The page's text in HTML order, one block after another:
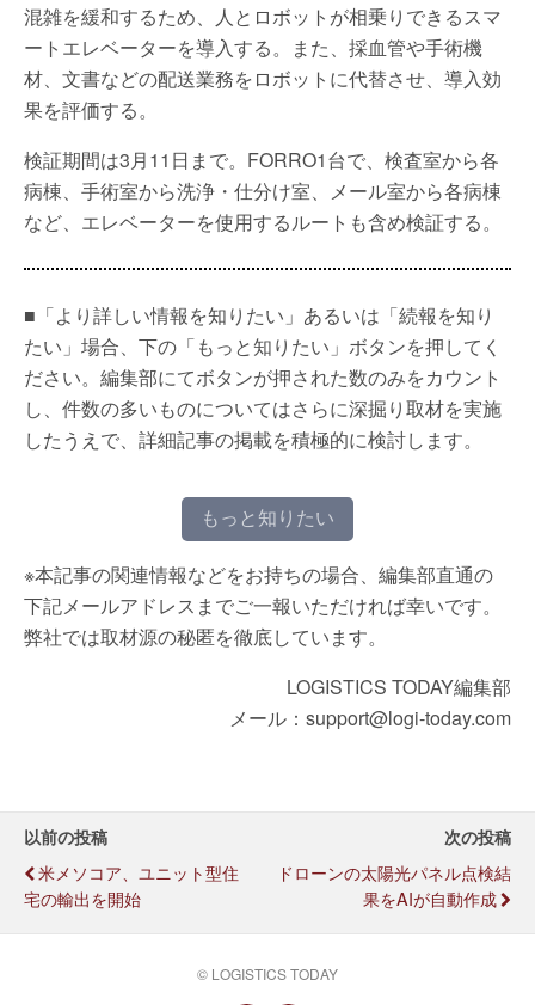
混雑を緩和するため、人とロボットが相乗りできるスマ
ートエレベーターを導入する。また、採血管や手術機
材、文書などの配送業務をロボットに代替させ、導入効
果を評価する。
検証期間は3月11日まで。FORRO1台で、検査室から各
病棟、手術室から洗浄・仕分け室、メール室から各病棟
など、エレベーターを使用するルートも含め検証する。
■「より詳しい情報を知りたい」あるいは「続報を知り
たい」場合、下の「もっと知りたい」ボタンを押してく
ださい。編集部にてボタンが押された数のみをカウント
し、件数の多いものについてはさらに深掘り取材を実施
したうえで、詳細記事の掲載を積極的に検討します。
もっと知りたい
※本記事の関連情報などをお持ちの場合、編集部直通の
下記メールアドレスまでご一報いただければ幸いです。
弊社では取材源の秘匿を徹底しています。
LOGISTICS TODAY編集部
メール：support@logi-today.com
以前の投稿
米メソコア、ユニット型住
宅の輸出を開始
次の投稿
ドローンの太陽光パネル点検結
果をAIが自動作成
© LOGISTICS TODAY